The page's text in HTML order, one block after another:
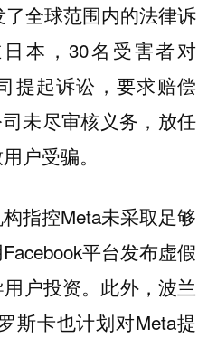
全球范围内的法律诉
本，30名受害者对
提起诉讼，要求赔偿
未尽审核义务，放任
户受骗。
指控Meta未采取足够
平台发布虚假
户投资。此外，波兰
斯卡也计划对Meta提